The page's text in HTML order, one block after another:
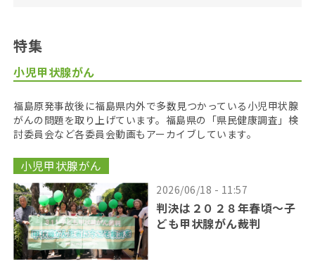
特集
小児甲状腺がん
福島原発事故後に福島県内外で多数見つかっている小児甲状腺
がんの問題を取り上げています。福島県の「県民健康調査」検
討委員会など各委員会動画もアーカイブしています。
小児甲状腺がん
2026/06/18 - 11:57
判決は２０２８年春頃〜子
ども甲状腺がん裁判